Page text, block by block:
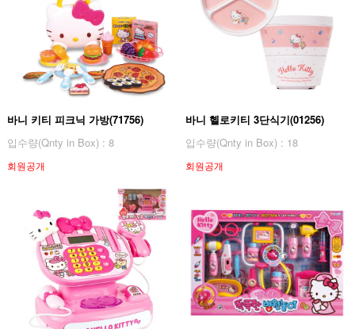
바니 키티 피크닉 가방(71756)
입수량(Qnty in Box) : 8
회원공개
바니 헬로키티 3단식기(01256)
입수량(Qnty in Box) : 18
회원공개